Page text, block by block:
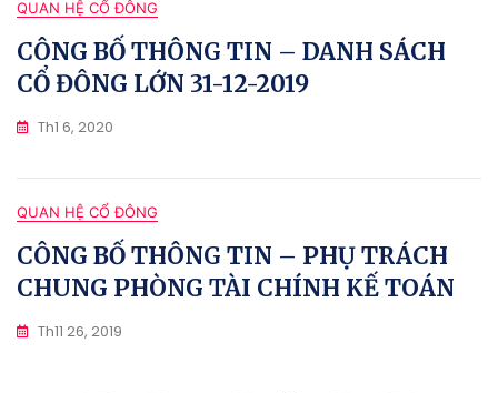
QUAN HỆ CỔ ĐÔNG
CÔNG BỐ THÔNG TIN – DANH SÁCH
CỔ ĐÔNG LỚN 31-12-2019
Th1 6, 2020
QUAN HỆ CỔ ĐÔNG
CÔNG BỐ THÔNG TIN – PHỤ TRÁCH
CHUNG PHÒNG TÀI CHÍNH KẾ TOÁN
Th11 26, 2019